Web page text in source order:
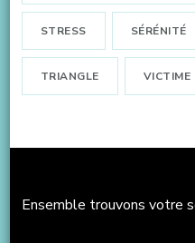
STRESS SÉRÉNITÉ
TRIANGLE VICTIME
Ensemble trouvons votre